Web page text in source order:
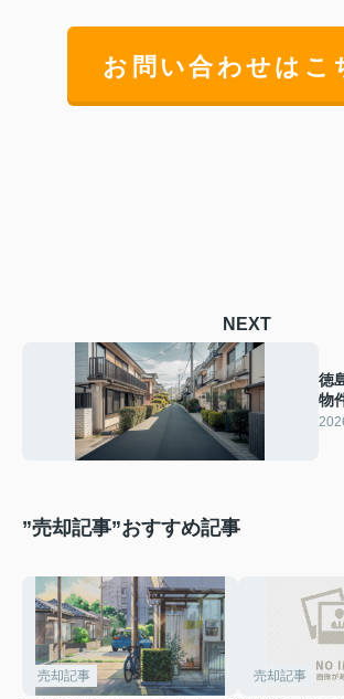
お問い合わせはこ
NEXT
徳
物
が
”売却記事”おすすめ記事
売却記事 売却記事